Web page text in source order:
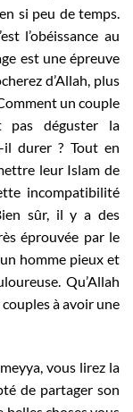
si peu de temps.
l’obéissance au
est une épreuve
d’Allah, plus
un couple
pas déguster la
durer ? Tout en
leur Islam de
incompatibilité
sûr, il y a des
éprouvée par le
homme pieux et
Qu’Allah
à avoir une
vous lirez la
de partager son